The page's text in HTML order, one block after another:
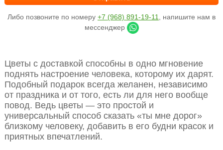
Либо позвоните по номеру +7 (968) 891-19-11
, напишите нам в
мессенджер
Цветы с доставкой способны в одно мгновение
поднять настроение человека, которому их дарят.
Подобный подарок всегда желанен, независимо
от праздника и от того, есть ли для него вообще
повод. Ведь цветы — это простой и
универсальный способ сказать «ты мне дорог»
близкому человеку, добавить в его будни красок и
приятных впечатлений.